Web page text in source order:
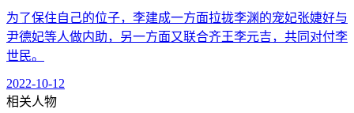
为了保住自己的位子，李建成一方面拉拢李渊的宠妃张婕好与
尹德妃等人做内助，另一方面又联合齐王李元吉，共同对付李
世民。
2022-10-12
相关人物